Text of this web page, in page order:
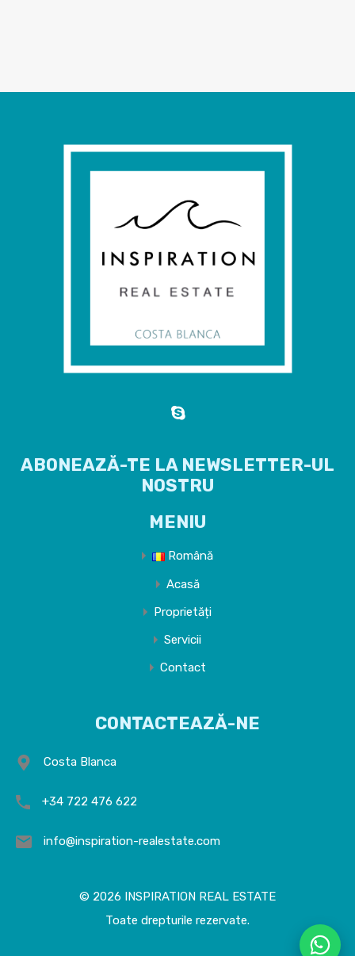
ABONEAZĂ-TE LA NEWSLETTER-UL
NOSTRU
MENIU
Română
Acasă
Proprietăți
Servicii
Contact
CONTACTEAZĂ-NE
Costa Blanca
+34 722 476 622
info@inspiration-realestate.com
© 2026 INSPIRATION REAL ESTATE
Toate drepturile rezervate.